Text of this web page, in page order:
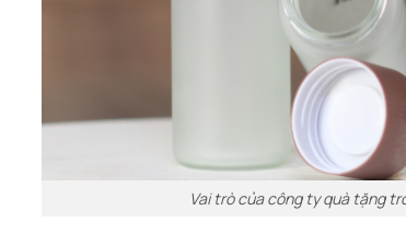
Vai trò của công ty quà tặng